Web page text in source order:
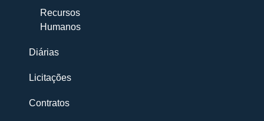
Recursos
Humanos
Diárias
Licitações
Contratos